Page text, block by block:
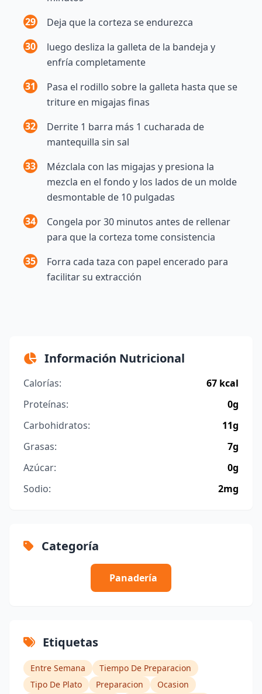
29
Deja que la corteza se endurezca
30
luego desliza la galleta de la bandeja y
enfría completamente
31
Pasa el rodillo sobre la galleta hasta que se
triture en migajas finas
32
Derrite 1 barra más 1 cucharada de
mantequilla sin sal
33
Mézclala con las migajas y presiona la
mezcla en el fondo y los lados de un molde
desmontable de 10 pulgadas
34
Congela por 30 minutos antes de rellenar
para que la corteza tome consistencia
35
Forra cada taza con papel encerado para
facilitar su extracción
Información Nutricional
Calorías:
67 kcal
Proteínas:
0g
Carbohidratos:
11g
Grasas:
7g
Azúcar:
0g
Sodio:
2mg
Categoría
Panadería
Etiquetas
Entre Semana
Tiempo De Preparacion
Tipo De Plato
Preparacion
Ocasion